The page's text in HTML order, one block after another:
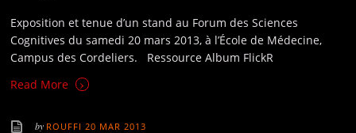
Exposition et tenue d’un stand au Forum des Sciences
Cognitives du samedi 20 mars 2013, à l’École de Médecine,
Campus des Cordeliers. Ressource Album FlickR
Read More
›
by ROUFFI 20 MAR 2013